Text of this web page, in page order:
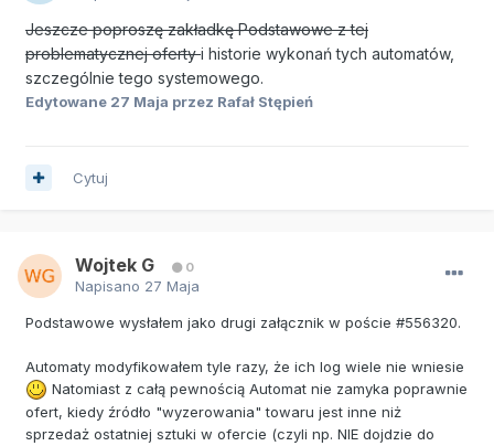
Jeszcze poproszę zakładkę Podstawowe z tej
problematycznej ofertyi historie wykonań tych automatów,
szczególnie tego systemowego.
Edytowane 27 Maja przez Rafał Stępień
Cytuj
Wojtek G 0
Napisano 27 Maja
Podstawowe wysłałem jako drugi załącznik w poście #556320.
Automaty modyfikowałem tyle razy, że ich log wiele nie wniesie
Natomiast z całą pewnością Automat nie zamyka poprawnie
ofert, kiedy źródło "wyzerowania" towaru jest inne niż
sprzedaż ostatniej sztuki w ofercie (czyli np. NIE dojdzie do